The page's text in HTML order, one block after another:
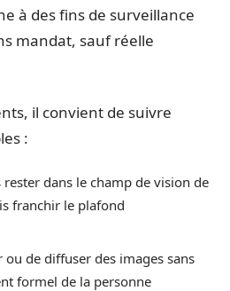
à des fins de surveillance
mandat, sauf réelle
il convient de suivre
:
dans le champ de vision de
franchir le plafond
ou de diffuser des images sans
formel de la personne